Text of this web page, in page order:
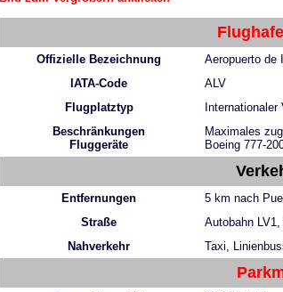
Offizielle Bezeichnung
Aeropuerto de
IATA-Code
ALV
Flugplatztyp
Beschränkungen
Fluggeräte
Maximales
Boeing 777-
Entfernungen
5 km nach
Straße
Autobahn
Nahverkehr
Taxi,